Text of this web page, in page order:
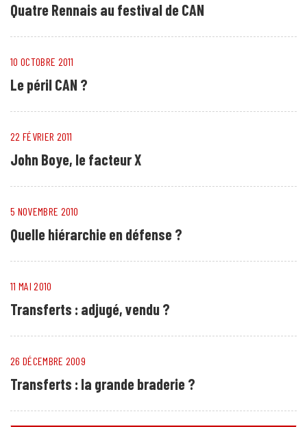
Quatre Rennais au festival de CAN
10 OCTOBRE 2011
Le péril CAN ?
22 FÉVRIER 2011
John Boye, le facteur X
5 NOVEMBRE 2010
Quelle hiérarchie en défense ?
11 MAI 2010
Transferts : adjugé, vendu ?
26 DÉCEMBRE 2009
Transferts : la grande braderie ?